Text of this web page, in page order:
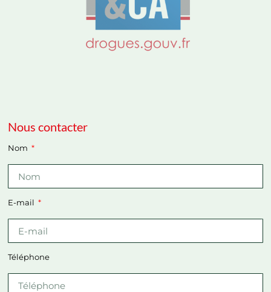
Nous contacter
Nom
E-mail
Téléphone